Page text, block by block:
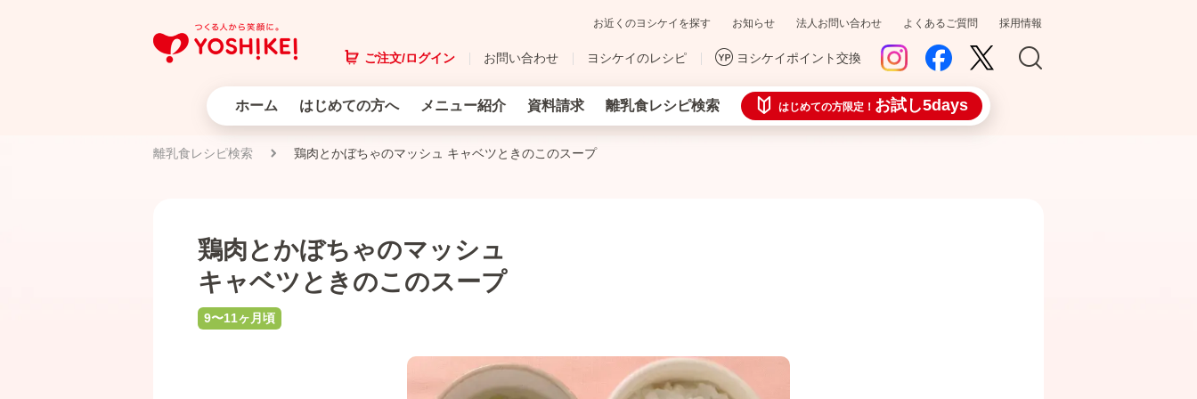
お近くのヨシケイを探す お知らせ 法人お問い合わせ よくあるご質問 採用情報
ご注文/ログイン お問い合わせ ヨシケイのレシピ ヨシケイポイント交換
ホーム はじめての方へ メニュー紹介 資料請求 離乳食レシピ検索 はじめての方限定！ お試し5days
離乳食レシピ検索 鶏肉とかぼちゃのマッシュ キャベツときのこのスープ
鶏肉とかぼちゃのマッシュ
キャベツときのこのスープ
9〜11ヶ月頃